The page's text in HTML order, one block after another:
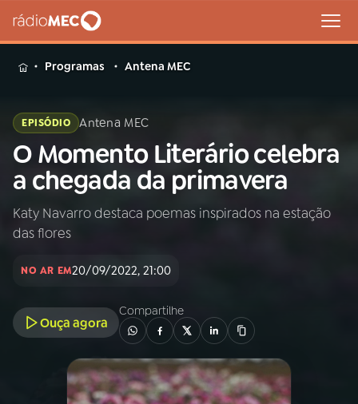
MENU
Buscar
na
Rádio
MEC
Buscar
PROGRAMAÇÃO
Programas Antena MEC
EPISÓDIO Antena MEC
O Momento Literário celebra
a chegada da primavera
Katy Navarro destaca poemas inspirados na estação
das flores
NO AR EM20/09/2022, 21:00
Ouça agora
Compartilhe